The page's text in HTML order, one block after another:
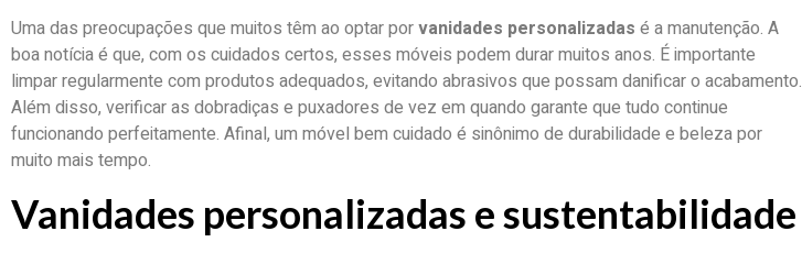
Uma das preocupações que muitos têm ao optar porvanidades personalizadas é a manutenção. A
boa notícia é que, com os cuidados certos, esses móveis podem durar muitos anos. É importante
limpar regularmente com produtos adequados, evitando abrasivos que possam danificar o acabamento.
Além disso, verificar as dobradiças e puxadores de vez em quando garante que tudo continue
funcionando perfeitamente. Afinal, um móvel bem cuidado é sinônimo de durabilidade e beleza por
muito mais tempo.
Vanidades personalizadas e sustentabilidade